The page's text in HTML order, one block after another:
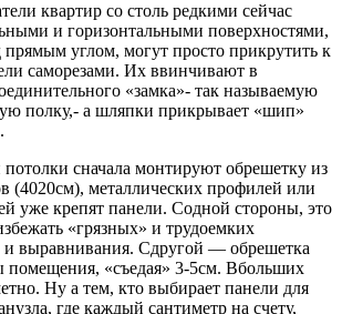
квартир со столь редкими сейчас
и горизонтальными поверхностями,
углом, могут просто прикрутить к
саморезами. Их ввинчивают в
«замка»- так называемую
полку,- а шляпки прикрывает «шип»
сначала монтируют обрешетку из
(4020см), металлических профилей или
уже крепят панели. Содной стороны, это
«грязных» и трудоемких
и выравнивания. Сдругой — обрешетка
помещения, «съедая» 3-5см. Вбольших
Ну а тем, кто выбирает панели для
где каждый сантиметр на счету,